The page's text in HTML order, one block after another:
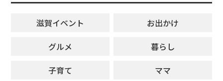
滋賀イベント
お出かけ
グルメ
暮らし
子育て
ママ